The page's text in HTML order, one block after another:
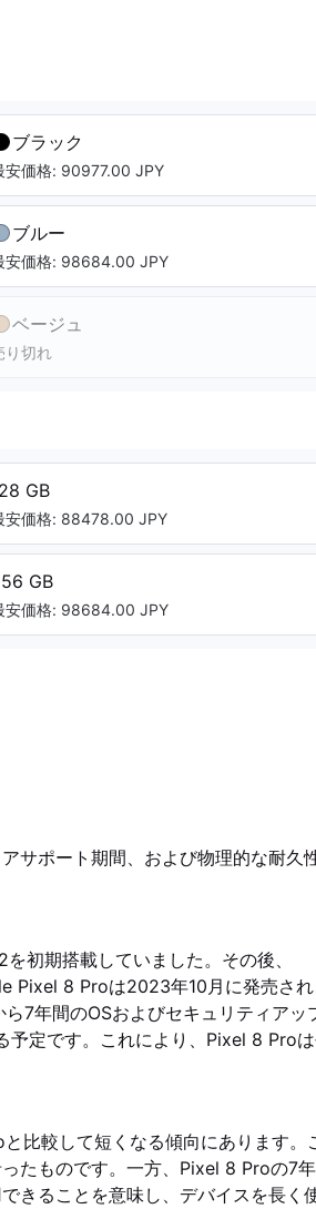
ブラック
安価格: 90977.00 JPY
ブルー
安価格: 98684.00 JPY
ベージュ
り切れ
GB
安価格: 88478.00 JPY
GB
安価格: 98684.00 JPY
サポート期間、および物理的な耐久
初期搭載していました。その後、
Pixel 8 Proは2023年10月に発売され
7年間のOSおよびセキュリティアッ
予定です。これにより、Pixel 8 Pro
比較して短くなる傾向にあります。
たものです。一方、Pixel 8 Proの7
きることを意味し、デバイスを長く